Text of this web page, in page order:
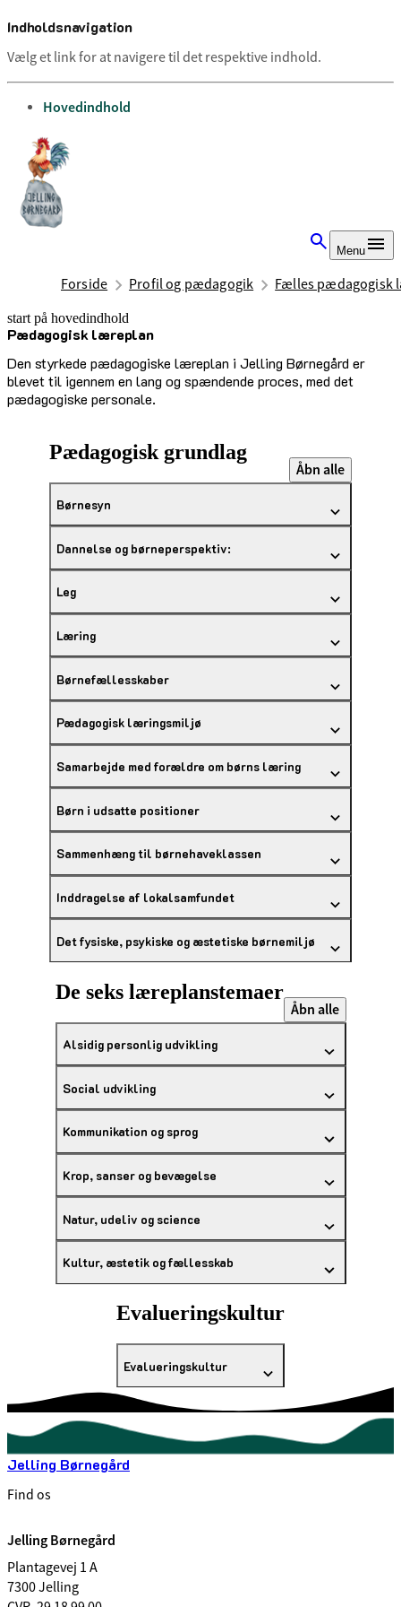
Indholdsnavigation
Vælg et link for at navigere til det respektive indhold.
gå til
Hovedindhold
Menu
Forside Profil og pædagogik Fælles pædagogisk
start på hovedindhold
Pædagogisk læreplan
Den styrkede pædagogiske læreplan i Jelling Børnegård er
blevet til igennem en lang og spændende proces, med det
pædagogiske personale.
senest opdateret 21. oktober 2025
Pædagogisk grundlag
Åbn alle
Børnesyn
Dannelse og børneperspektiv:
Leg
Læring
Børnefællesskaber
Pædagogisk læringsmiljø
Samarbejde med forældre om børns læring
Børn i udsatte positioner
Sammenhæng til børnehaveklassen
Inddragelse af lokalsamfundet
Det fysiske, psykiske og æstetiske børnemiljø
De seks læreplanstemaer
Åbn alle
Alsidig personlig udvikling
Social udvikling
Kommunikation og sprog
Krop, sanser og bevægelse
Natur, udeliv og science
Kultur, æstetik og fællesskab
Evalueringskultur
Evalueringskultur
Jelling Børnegård
Find os
Jelling Børnegård
Plantagevej 1 A
7300 Jelling